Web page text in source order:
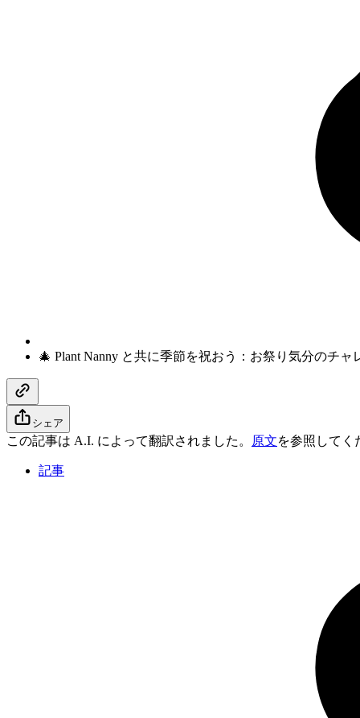
🎄 Plant Nanny と共に季節を祝おう：お祭り気分のチャ
シェア
この記事は A.I. によって翻訳されました。 原文を参照してく
記事